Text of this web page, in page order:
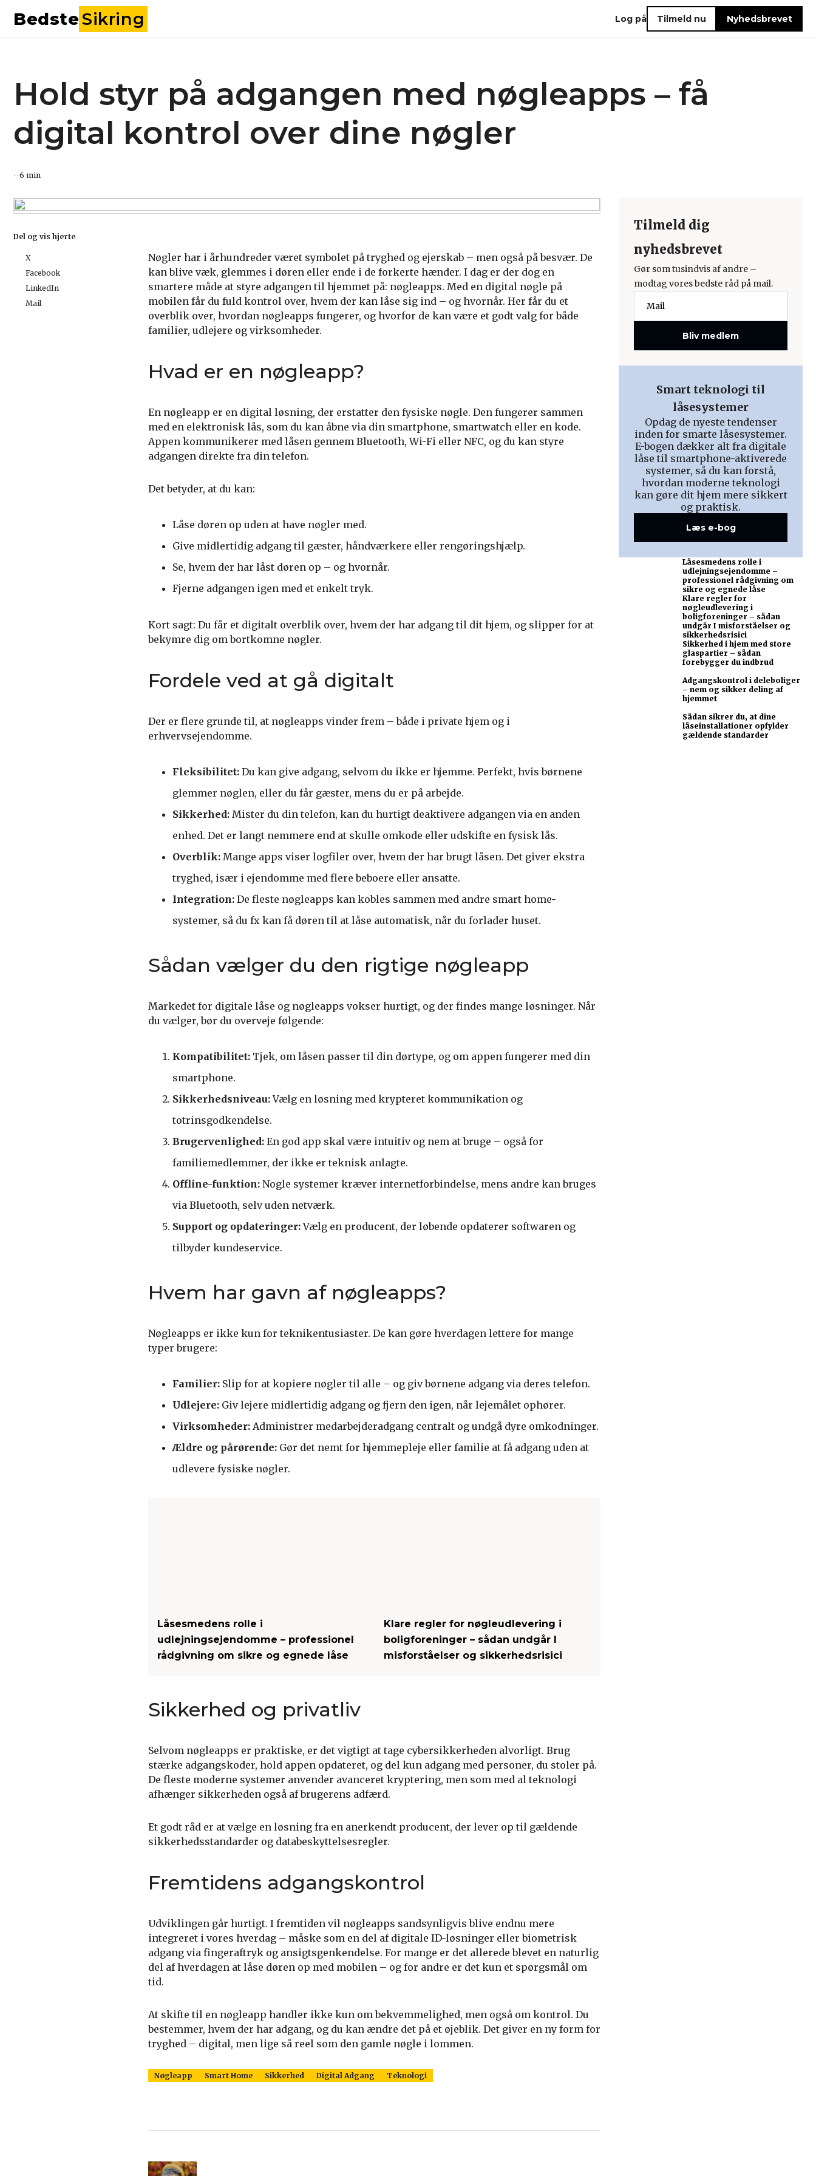
BedsteSikring Log på Tilmeld nu Nyhedsbrevet
Hold styr på adgangen med nøgleapps – få
digital kontrol over dine nøgler
6 min
Nøgler har i århundreder været symbolet på tryghed og ejerskab – men også på besvær. De
kan blive væk, glemmes i døren eller ende i de forkerte hænder. I dag er der dog en
smartere måde at styre adgangen til hjemmet på: nøgleapps. Med en digital nøgle på
mobilen får du fuld kontrol over, hvem der kan låse sig ind – og hvornår. Her får du et
overblik over, hvordan nøgleapps fungerer, og hvorfor de kan være et godt valg for både
familier, udlejere og virksomheder.
Hvad er en nøgleapp?
En nøgleapp er en digital løsning, der erstatter den fysiske nøgle. Den fungerer sammen
med en elektronisk lås, som du kan åbne via din smartphone, smartwatch eller en kode.
Appen kommunikerer med låsen gennem Bluetooth, Wi-Fi eller NFC, og du kan styre
adgangen direkte fra din telefon.
Det betyder, at du kan:
Låse døren op uden at have nøgler med.
Give midlertidig adgang til gæster, håndværkere eller rengøringshjælp.
Se, hvem der har låst døren op – og hvornår.
Fjerne adgangen igen med et enkelt tryk.
Kort sagt: Du får et digitalt overblik over, hvem der har adgang til dit hjem, og slipper for at
bekymre dig om bortkomne nøgler.
Fordele ved at gå digitalt
Der er flere grunde til, at nøgleapps vinder frem – både i private hjem og i
erhvervsejendomme.
Fleksibilitet:Du kan give adgang, selvom du ikke er hjemme. Perfekt, hvis børnene
glemmer nøglen, eller du får gæster, mens du er på arbejde.
Sikkerhed:Mister du din telefon, kan du hurtigt deaktivere adgangen via en anden
enhed. Det er langt nemmere end at skulle omkode eller udskifte en fysisk lås.
Overblik:Mange apps viser logfiler over, hvem der har brugt låsen. Det giver ekstra
tryghed, især i ejendomme med flere beboere eller ansatte.
Integration:De fleste nøgleapps kan kobles sammen med andre smart home-
systemer, så du fx kan få døren til at låse automatisk, når du forlader huset.
Sådan vælger du den rigtige nøgleapp
Markedet for digitale låse og nøgleapps vokser hurtigt, og der findes mange løsninger. Når
du vælger, bør du overveje følgende:
Kompatibilitet:Tjek, om låsen passer til din dørtype, og om appen fungerer med din
smartphone.
Sikkerhedsniveau:Vælg en løsning med krypteret kommunikation og
totrinsgodkendelse.
Brugervenlighed:En god app skal være intuitiv og nem at bruge – også for
familiemedlemmer, der ikke er teknisk anlagte.
Offline-funktion:Nogle systemer kræver internetforbindelse, mens andre kan bruges
via Bluetooth, selv uden netværk.
Support og opdateringer:Vælg en producent, der løbende opdaterer softwaren og
tilbyder kundeservice.
Hvem har gavn af nøgleapps?
Nøgleapps er ikke kun for teknikentusiaster. De kan gøre hverdagen lettere for mange
typer brugere:
Familier:Slip for at kopiere nøgler til alle – og giv børnene adgang via deres telefon.
Udlejere:Giv lejere midlertidig adgang og fjern den igen, når lejemålet ophører.
Virksomheder:Administrer medarbejderadgang centralt og undgå dyre omkodninger.
Ældre og pårørende:Gør det nemt for hjemmepleje eller familie at få adgang uden at
udlevere fysiske nøgler.
Låsesmedens rolle i
udlejningsejendomme – professionel
rådgivning om sikre og egnede låse
Klare regler for nøgleudlevering i
boligforeninger – sådan undgår I
misforståelser og sikkerhedsrisici
Sikkerhed og privatliv
Selvom nøgleapps er praktiske, er det vigtigt at tage cybersikkerheden alvorligt. Brug
stærke adgangskoder, hold appen opdateret, og del kun adgang med personer, du stoler på.
De fleste moderne systemer anvender avanceret kryptering, men som med al teknologi
afhænger sikkerheden også af brugerens adfærd.
Et godt råd er at vælge en løsning fra en anerkendt producent, der lever op til gældende
sikkerhedsstandarder og databeskyttelsesregler.
Fremtidens adgangskontrol
Udviklingen går hurtigt. I fremtiden vil nøgleapps sandsynligvis blive endnu mere
integreret i vores hverdag – måske som en del af digitale ID-løsninger eller biometrisk
adgang via fingeraftryk og ansigtsgenkendelse. For mange er det allerede blevet en naturlig
del af hverdagen at låse døren op med mobilen – og for andre er det kun et spørgsmål om
tid.
At skifte til en nøgleapp handler ikke kun om bekvemmelighed, men også om kontrol. Du
bestemmer, hvem der har adgang, og du kan ændre det på et øjeblik. Det giver en ny form for
tryghed – digital, men lige så reel som den gamle nøgle i lommen.
Nøgleapp Smart Home Sikkerhed Digital Adgang Teknologi
Del og vis hjerte
X
Facebook
LinkedIn
Mail
Tilmeld dig
nyhedsbrevet
Gør som tusindvis af andre –
modtag vores bedste råd på mail.
Bliv medlem
Smart teknologi til
låsesystemer
Opdag de nyeste tendenser
inden for smarte låsesystemer.
E-bogen dækker alt fra digitale
låse til smartphone-aktiverede
systemer, så du kan forstå,
hvordan moderne teknologi
kan gøre dit hjem mere sikkert
og praktisk.
Læs e-bog
Låsesmedens rolle i
udlejningsejendomme –
professionel rådgivning om
sikre og egnede låse
Klare regler for
nøgleudlevering i
boligforeninger – sådan
undgår I misforståelser og
sikkerhedsrisici
Sikkerhed i hjem med store
glaspartier – sådan
forebygger du indbrud
Adgangskontrol i deleboliger
– nem og sikker deling af
hjemmet
Sådan sikrer du, at dine
låseinstallationer opfylder
gældende standarder